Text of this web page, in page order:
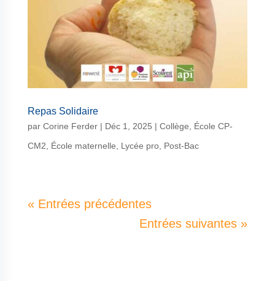
Repas Solidaire
par Corine Ferder| Déc 1, 2025 | Collège, École CP-
CM2, École maternelle, Lycée pro, Post-Bac
« Entrées précédentes
Entrées suivantes »